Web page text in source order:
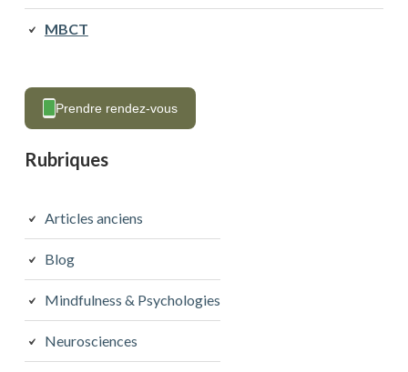
MBCT
Prendre rendez-vous
Rubriques
Articles anciens
Blog
Mindfulness & Psychologies
Neurosciences